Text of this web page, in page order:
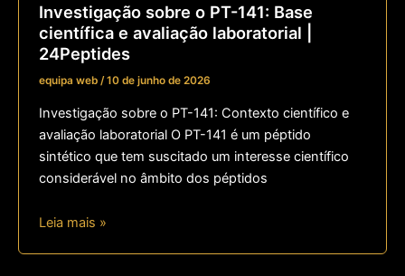
Investigação sobre o PT-141: Base
científica e avaliação laboratorial |
24Peptides
equipa web /10 de junho de 2026
Investigação sobre o PT-141: Contexto científico e
avaliação laboratorial O PT-141 é um péptido
sintético que tem suscitado um interesse científico
considerável no âmbito dos péptidos
Leia mais »